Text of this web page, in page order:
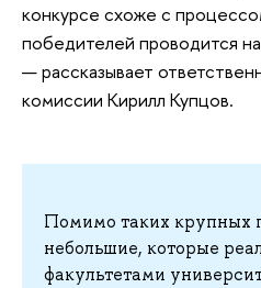
конкурсе схоже с
победителей проводится
— рассказывает
комиссии Кирилл Купцов.
Помимо таких крупных
небольшие, которые
факультетами